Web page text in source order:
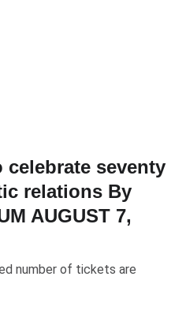
celebrate seventy
relations By
AUGUST 7,
number of tickets are